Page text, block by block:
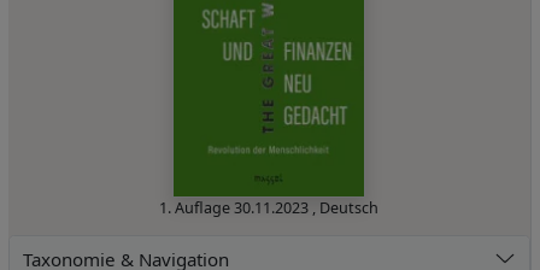
1. Auflage30.11.2023 , Deutsch
Taxonomie & Navigation